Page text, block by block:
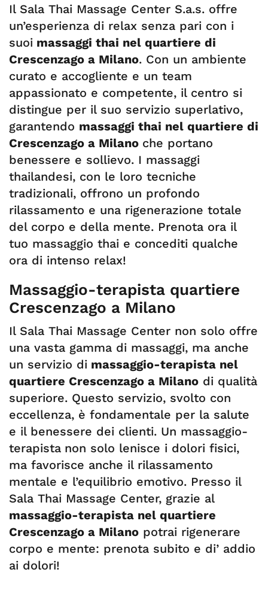
Il Sala Thai Massage Center S.a.s. offre
un’esperienza di relax senza pari con i
suoi massaggi thai nel quartiere di
Crescenzago a Milano. Con un ambiente
curato e accogliente e un team
appassionato e competente, il centro si
distingue per il suo servizio superlativo,
garantendo massaggi thai nel quartiere di
Crescenzago a Milano che portano
benessere e sollievo. I massaggi
thailandesi, con le loro tecniche
tradizionali, offrono un profondo
rilassamento e una rigenerazione totale
del corpo e della mente. Prenota ora il
tuo massaggio thai e concediti qualche
ora di intenso relax!
Massaggio-terapista quartiere
Crescenzago a Milano
Il Sala Thai Massage Center non solo offre
una vasta gamma di massaggi, ma anche
un servizio di massaggio-terapista nel
quartiere Crescenzago a Milano di qualità
superiore. Questo servizio, svolto con
eccellenza, è fondamentale per la salute
e il benessere dei clienti. Un massaggio-
terapista non solo lenisce i dolori fisici,
ma favorisce anche il rilassamento
mentale e l’equilibrio emotivo. Presso il
Sala Thai Massage Center, grazie al
massaggio-terapista nel quartiere
Crescenzago a Milano potrai rigenerare
corpo e mente: prenota subito e di’ addio
ai dolori!